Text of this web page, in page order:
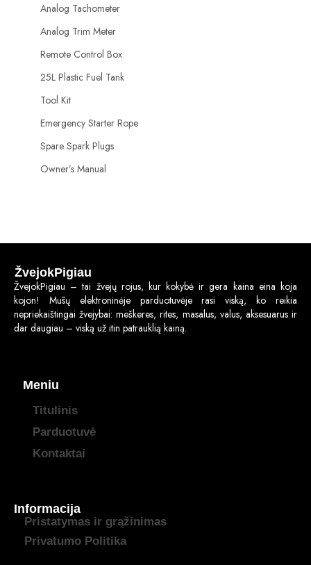
Analog Tachometer
Analog Trim Meter
Remote Control Box
25L Plastic Fuel Tank
Tool Kit
Emergency Starter Rope
Spare Spark Plugs
Owner’s Manual
ŽvejokPigiau
ŽvejokPigiau – tai žvejų rojus, kur kokybė ir gera kaina eina koja
kojon! Mūsų elektroninėje parduotuvėje rasi viską, ko reikia
nepriekaištingai žvejybai: meškeres, rites, masalus, valus, aksesuarus ir
dar daugiau – viską už itin patrauklią kainą.
Meniu
Titulinis
Parduotuvė
Kontaktai
Informacija
Pristatymas ir grąžinimas
Privatumo Politika